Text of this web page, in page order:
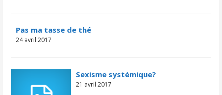
​​​​Pas ma tasse de thé
24 avril 2017
Sexisme systémique?
21 avril 2017